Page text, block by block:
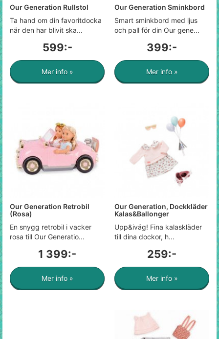
Our Generation Rullstol
Ta hand om din favoritdocka
när den har blivit ska...
599:-
Mer info »
Our Generation Sminkbord
Smart sminkbord med ljus
och pall för din Our gene...
399:-
Mer info »
Our Generation Retrobil
(Rosa)
En snygg retrobil i vacker
rosa till Our Generatio...
1 399:-
Mer info »
Our Generation, Dockkläder
Kalas&Ballonger
Upp&iväg! Fina kalaskläder
till dina dockor, h...
259:-
Mer info »